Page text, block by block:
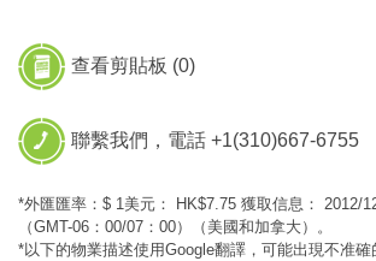
查看剪貼板 (0)
聯繫我們，電話 +1(310)667-6755
*外匯匯率：$ 1美元： HK$7.75 獲取信息： 2012/
（GMT-06：00/07：00）（美國和加拿大）。
*以下的物業描述使用Google翻譯，可能出現不准確